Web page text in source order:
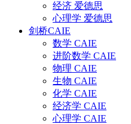
经济 爱德思
心理学 爱德思
剑桥CAIE
数学 CAIE
进阶数学 CAIE
物理 CAIE
生物 CAIE
化学 CAIE
经济学 CAIE
心理学 CAIE